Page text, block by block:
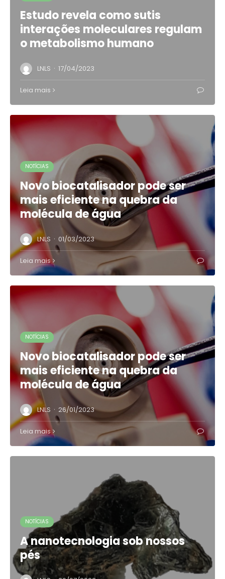
Estudo revela como sutis
interações moleculares regulam
o metabolismo humano
LNLS · 17/04/2023
Leia mais
NOTÍCIAS
Novo biocatalisador pode ser
mais eficiente na quebra da
molécula de água
LNLS · 01/03/2023
Leia mais
NOTÍCIAS
Novo biocatalisador pode ser
mais eficiente na quebra da
molécula de água
LNLS · 26/01/2023
Leia mais
NOTÍCIAS
A nanotecnologia sob nossos
pés